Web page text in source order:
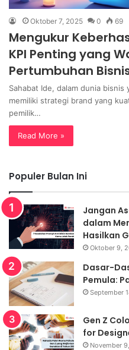
Oktober 7, 2025 0 69
Mengukur
KPI Penting yang
Pertumbuhan
Sahabat Ide, dalam dunia
memiliki strategi brand yang
pemilik…
Read More »
Populer Bulan Ini
Jangan
dalam
Hasilkan
Oktober 9,
Dasar-
Pemula:
September
Gen Z
for
November